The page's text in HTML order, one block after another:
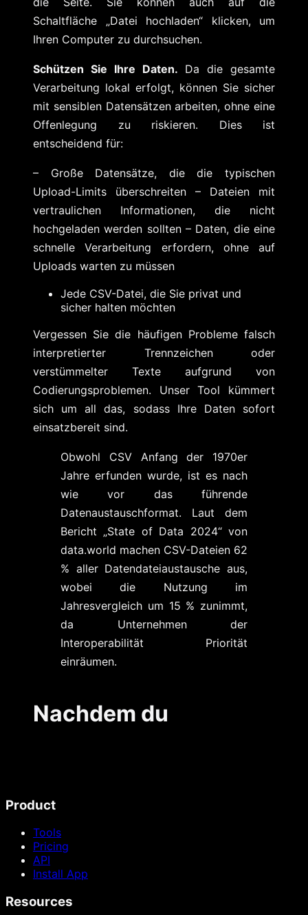
Schaltfläche „Datei hochladen“ klicken, um
Ihren Computer zu durchsuchen.
Schützen Sie Ihre Daten. Da die gesamte
Verarbeitung lokal erfolgt, können Sie sicher
mit sensiblen Datensätzen arbeiten, ohne eine
Offenlegung zu riskieren. Dies ist
entscheidend für:
– Große Datensätze, die die typischen
Upload-Limits überschreiten – Dateien mit
vertraulichen Informationen, die nicht
hochgeladen werden sollten – Daten, die eine
schnelle Verarbeitung erfordern, ohne auf
Uploads warten zu müssen
Jede CSV-Datei, die Sie privat und
sicher halten möchten
Vergessen Sie die häufigen Probleme falsch
interpretierter Trennzeichen oder
verstümmelter Texte aufgrund von
Codierungsproblemen. Unser Tool kümmert
sich um all das, sodass Ihre Daten sofort
einsatzbereit sind.
Obwohl CSV Anfang der 1970er
Jahre erfunden wurde, ist es nach
wie vor das führende
Datenaustauschformat. Laut dem
Bericht „State of Data 2024“ von
data.world machen CSV-Dateien 62
% aller Datendateiaustausche aus,
wobei die Nutzung im
Jahresvergleich um 15 % zunimmt,
da Unternehmen der
Interoperabilität Priorität
einräumen.
Nachdem du
Product
Tools
Pricing
API
Install App
Resources